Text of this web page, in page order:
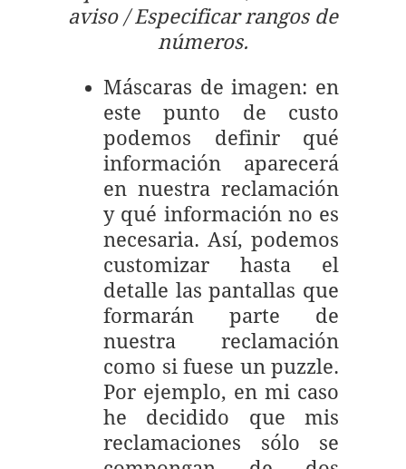
aviso / Especificar rangos de
números.
Máscaras de imagen: en
este punto de custo
podemos definir qué
información aparecerá
en nuestra reclamación
y qué información no es
necesaria. Así, podemos
customizar hasta el
detalle las pantallas que
formarán parte de
nuestra reclamación
como si fuese un puzzle.
Por ejemplo, en mi caso
he decidido que mis
reclamaciones sólo se